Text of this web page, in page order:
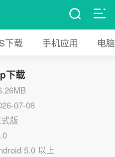
下载 手机应用 电
下载
07-08
版
5.0 以上